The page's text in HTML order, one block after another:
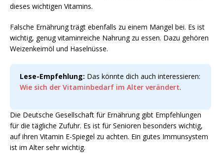
dieses wichtigen Vitamins.
Falsche Ernährung trägt ebenfalls zu einem Mangel bei. Es ist
wichtig, genug vitaminreiche Nahrung zu essen. Dazu gehören
Weizenkeimöl und Haselnüsse.
Lese-Empfehlung: Das könnte dich auch interessieren:
Wie sich der Vitaminbedarf im Alter verändert.
Die Deutsche Gesellschaft für Ernährung gibt Empfehlungen
für die tägliche Zufuhr. Es ist für Senioren besonders wichtig,
auf ihren Vitamin E-Spiegel zu achten. Ein gutes Immunsystem
ist im Alter sehr wichtig.